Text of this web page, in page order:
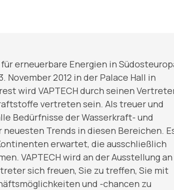
erneuerbare Energien in
November 2012 in der Palace Hall in
wird VAPTECH durch seinen
vertreten sein. Als treuer und
Bedürfnisse der Wasserkraft- und
Trends in diesen Bereichen.
erwartet, die ausschließlich
VAPTECH wird an der Ausstellung an
sich freuen, Sie zu treffen, Sie mit
und -chancen zu